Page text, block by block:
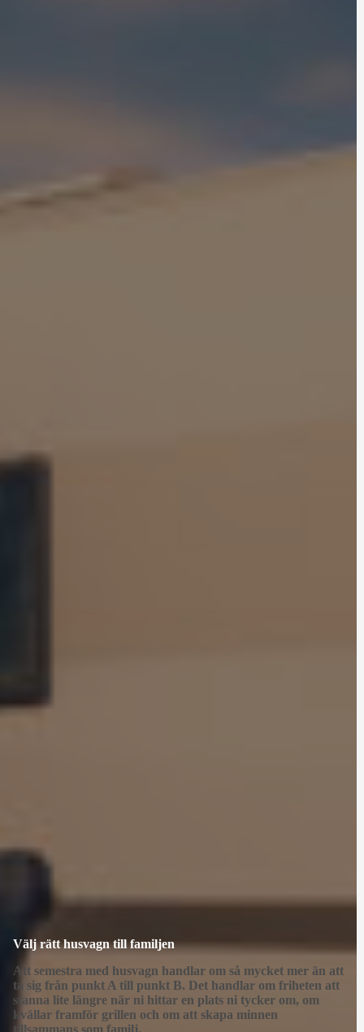
Välj rätt husvagn till familjen
Att semestra med husvagn handlar om så mycket mer än att
ta sig från punkt A till punkt B. Det handlar om friheten att
stanna lite längre när ni hittar en plats ni tycker om, om
kvällar framför grillen och om att skapa minnen
tillsammans som familj.